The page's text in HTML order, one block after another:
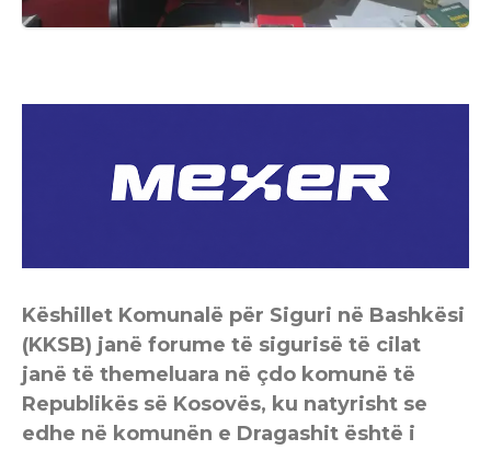
Këshillet Komunalë për Siguri në Bashkësi
(KKSB) janë forume të sigurisë të cilat
janë të themeluara në çdo komunë të
Republikës së Kosovës, ku natyrisht se
edhe në komunën e Dragashit është i